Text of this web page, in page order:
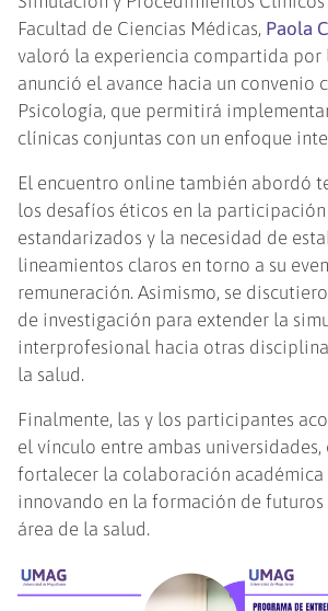
Facultad de Ciencias Médicas, Paola
valoró la experiencia compartida por
anunció el avance hacia un convenio
Psicología, que permitirá
clínicas conjuntas con un enfoque
El encuentro online también abordó
los desafíos éticos en la
estandarizados y la necesidad de
lineamientos claros en torno a su
remuneración. Asimismo, se
de investigación para extender la
interprofesional hacia otras
la salud.
Finalmente, las y los participantes
el vínculo entre ambas universidades,
fortalecer la colaboración académica
innovando en la formación de
área de la salud.